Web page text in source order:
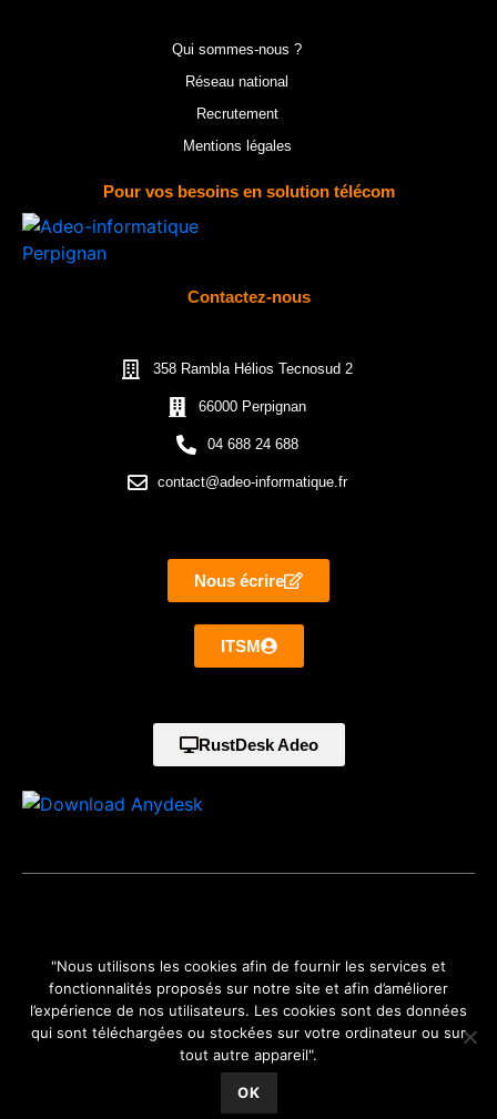
Qui sommes-nous ?
Réseau national
Recrutement
Mentions légales
Pour vos besoins en solution télécom
Contactez-nous
358 Rambla Hélios Tecnosud 2
66000 Perpignan
04 688 24 688
contact@adeo-informatique.fr
Nous écrire
ITSM
RustDesk Adeo
Pyrénées Orientales (66) Languedoc Roussillon Midi Pyrénées -
Occitanie est une marque de GLOBAL DYNAMICS.
légales
"Nous utilisons les cookies afin de fournir les services et
fonctionnalités proposés sur notre site et afin d’améliorer
l’expérience de nos utilisateurs. Les cookies sont des données
qui sont téléchargées ou stockées sur votre ordinateur ou sur
tout autre appareil".
OK